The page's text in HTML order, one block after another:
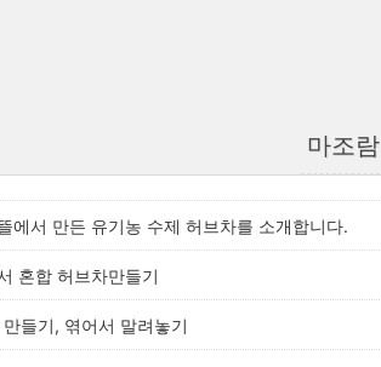
마조람
에서 만든 유기농 수제 허브차를 소개합니다.
혼합 허브차만들기
들기, 엮어서 말려놓기